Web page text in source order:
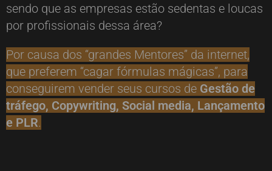
sendo que as empresas estão sedentas e loucas
por profissionais dessa área?
Por causa dos “grandes Mentores” da internet,
que preferem “cagar fórmulas mágicas”, para
conseguirem vender seus cursos de Gestão de
tráfego, Copywriting, Social media, Lançamento
e PLR.